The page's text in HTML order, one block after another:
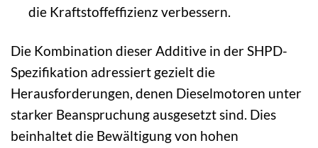
die Kraftstoffeffizienz verbessern.
Die Kombination dieser Additive in der SHPD-
Spezifikation adressiert gezielt die
Herausforderungen, denen Dieselmotoren unter
starker Beanspruchung ausgesetzt sind. Dies
beinhaltet die Bewältigung von hohen